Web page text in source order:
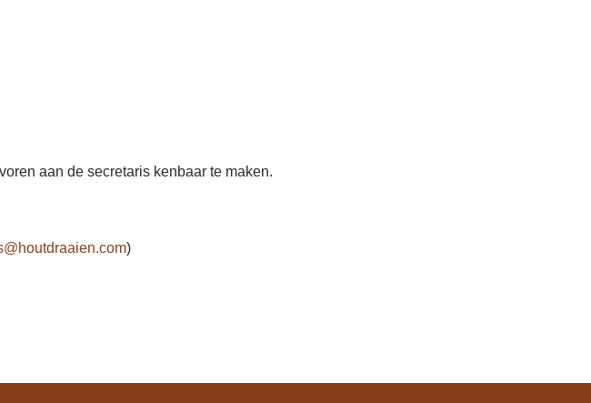
aan de secretaris kenbaar te maken.
)